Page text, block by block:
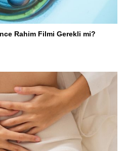
Rahim Filmi Gerekli mi?